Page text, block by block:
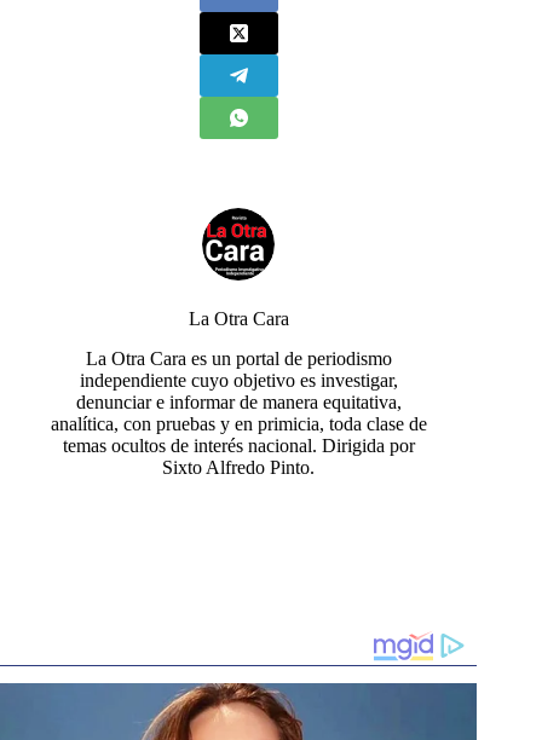
La Otra Cara
La Otra Cara es un portal de periodismo
independiente cuyo objetivo es investigar,
denunciar e informar de manera equitativa,
analítica, con pruebas y en primicia, toda clase de
temas ocultos de interés nacional. Dirigida por
Sixto Alfredo Pinto.